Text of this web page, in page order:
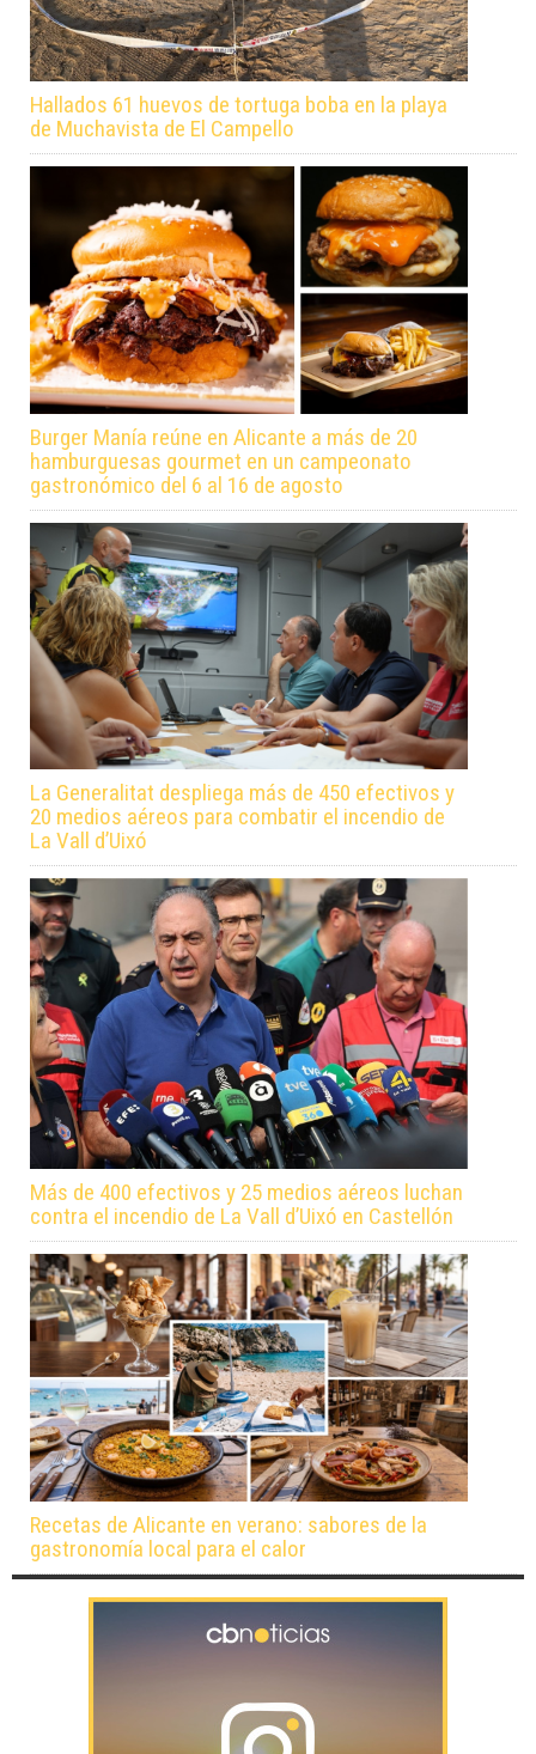
Hallados 61 huevos de tortuga boba en la playa
de Muchavista de El Campello
Burger Manía reúne en Alicante a más de 20
hamburguesas gourmet en un campeonato
gastronómico del 6 al 16 de agosto
La Generalitat despliega más de 450 efectivos y
20 medios aéreos para combatir el incendio de
La Vall d’Uixó
Más de 400 efectivos y 25 medios aéreos luchan
contra el incendio de La Vall d’Uixó en Castellón
Recetas de Alicante en verano: sabores de la
gastronomía local para el calor